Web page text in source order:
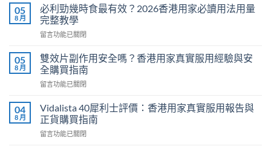
印
度
威
而
評
價：
港
家
真
服
05
8 月
必利勁幾時食最有效？2026香港用家必讀用法用量
完整教學
在
利
勁
幾
時
最
有
效？
2026
留言功能已關閉
05
8 月
雙效片副作用安全嗎？香港用家真實服用經驗與安
全購買指南
在
效
片
副
作
留言功能已關閉
04
8 月
Vidalista 40犀利士評價：香港用家真實服用報告與
正貨購買指南
在
留言功能已關閉